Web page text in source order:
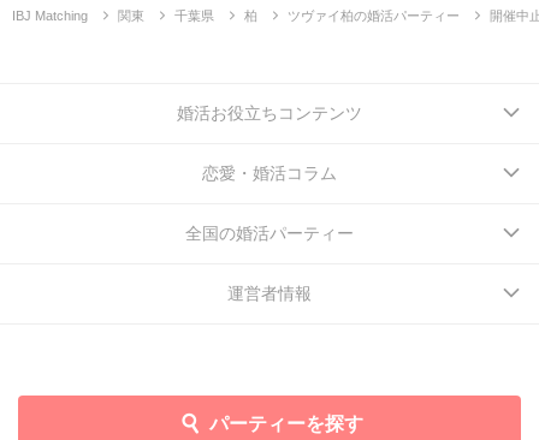
IBJ Matching 関東 千葉県 柏 ツヴァイ柏の婚活パーティー 開催中
パーティーを探す
婚活お役立ちコンテンツ
恋愛・婚活コラム
全国の婚活パーティー
運営者情報